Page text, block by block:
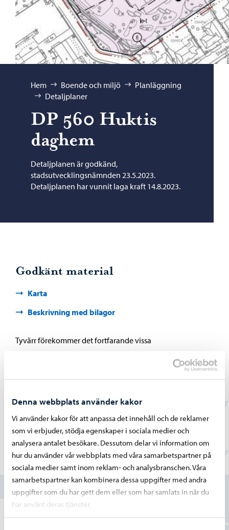
Denna webbplats använder kakor
Vi använder kakor för att anpassa det innehåll och de reklamer
som vi erbjuder, stödja egenskaper i sociala medier och
analysera antalet besökare. Dessutom delar vi information om
hur du använder vår webbplats med våra samarbetspartner på
sociala medier samt inom reklam- och analysbranschen. Våra
samarbetspartner kan kombinera dessa uppgifter med andra
uppgifter som du har gett dem eller som har samlats in när du
har använt deras tjänster.
Bläddra:
Hem Boende och miljö
Planläggning
Detaljplaner
DP 560 Huktis
daghem
Detaljplanen är godkänd,
stadsutvecklingsnämnden 23.5.2023.
Detaljplanen har vunnit laga kraft 14.8.2023.
Godkänt material
Karta
Beskrivning med bilagor
Tyvärr förekommer det fortfarande vissa
att förbättra tillgängligheten och korrigera bristerna. Vi tar
gärna emot respons om tillgängligheten på adressen
info.kaupunkisuunnittelu@porvoo.fi. Vi skickar även
Hittade du vad du sökte?
Ja